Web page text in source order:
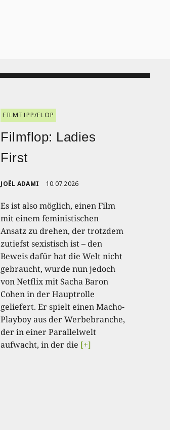
FILMTIPP/FLOP
Filmflop: Ladies
First
JOËL ADAMI 10.07.2026
Es ist also möglich, einen Film
mit einem feministischen
Ansatz zu drehen, der trotzdem
zutiefst sexistisch ist – den
Beweis dafür hat die Welt nicht
gebraucht, wurde nun jedoch
von Netflix mit Sacha Baron
Cohen in der Hauptrolle
geliefert. Er spielt einen Macho-
Playboy aus der Werbebranche,
der in einer Parallelwelt
aufwacht, in der die [+]